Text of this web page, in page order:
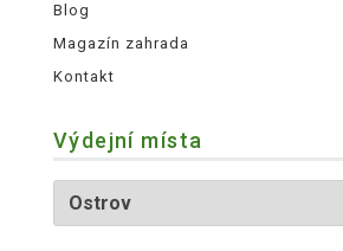
Blog
Magazín zahrada
Kontakt
Výdejní místa